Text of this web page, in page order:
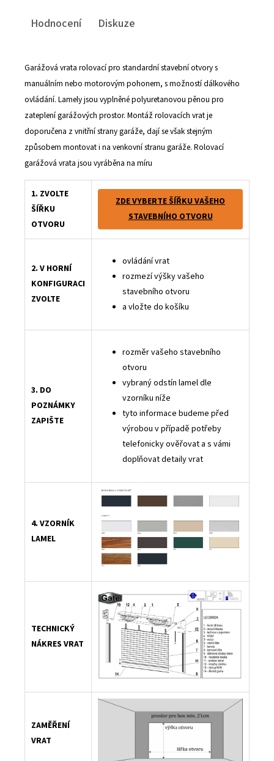
Hodnocení
Diskuze
Garážová vrata rolovací pro standardní stavební otvory s
manuálním nebo motorovým pohonem, s možností dálkového
ovládání. Lamely jsou vyplněné polyuretanovou pěnou pro
zateplení garážových prostor. Montáž rolovacích vrat je
doporučena z vnitřní strany garáže, dají se však stejným
způsobem montovat i na venkovní stranu garáže. Rolovací
garážová vrata jsou vyráběna na míru
1. ZVOLTE
ŠÍŘKU
OTVORU
ZDE VYBERTE ŠÍŘKU VAŠEHO
STAVEBNÍHO OTVORU
2. V HORNÍ
KONFIGURACI
ZVOLTE
ovládání vrat
rozmezí výšky vašeho
stavebního otvoru
a vložte do košíku
3. DO
POZNÁMKY
ZAPIŠTE
rozměr vašeho stavebního
otvoru
vybraný odstín lamel dle
vzorníku níže
tyto informace budeme před
výrobou v případě potřeby
telefonicky ověřovat a s vámi
doplňovat detaily vrat
4. VZORNÍK
LAMEL
TECHNICKÝ
NÁKRES VRAT
ZAMĚŘENÍ
VRAT